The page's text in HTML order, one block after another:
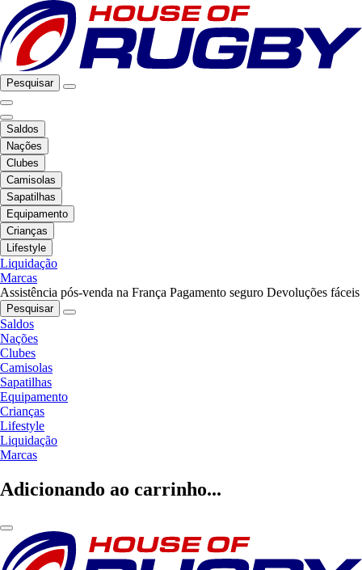
Pesquisar
Saldos
Nações
Clubes
Camisolas
Sapatilhas
Equipamento
Crianças
Lifestyle
Liquidação
Marcas
Assistência pós-venda na França Pagamento seguro Devoluções fáceis
Pesquisar
Saldos
Nações
Clubes
Camisolas
Sapatilhas
Equipamento
Crianças
Lifestyle
Liquidação
Marcas
Adicionando ao carrinho...